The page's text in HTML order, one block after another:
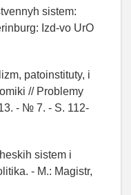
sistem:
Izd-vo UrO
patoinstituty, i
// Problemy
- № 7. - S. 112-
sistem i
- M.: Magistr,